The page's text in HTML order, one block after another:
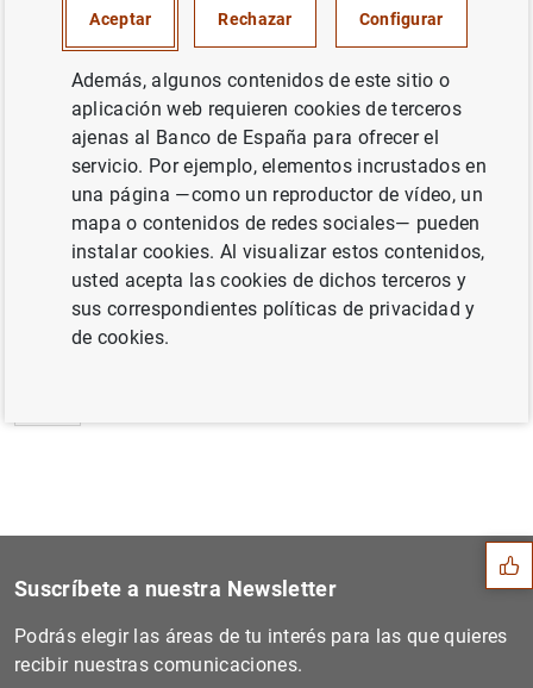
Estadísticas de emisiones de valores de la
zona del euro: abril de 2017 (660
KB
Siguiente
El BCE completa una inversi...
Sugerencias
Suscríbete a nuestra Newsletter
Podrás elegir las áreas de tu interés para las que quieres
recibir nuestras comunicaciones.
Aceptar Rechazar Configurar
Además, algunos contenidos de este sitio o
aplicación web requieren cookies de terceros
ajenas al Banco de España para ofrecer el
servicio. Por ejemplo, elementos incrustados en
una página —como un reproductor de vídeo, un
mapa o contenidos de redes sociales— pueden
instalar cookies. Al visualizar estos contenidos,
usted acepta las cookies de dichos terceros y
sus correspondientes políticas de privacidad y
de cookies.